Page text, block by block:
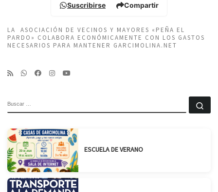
Suscribirse Compartir
LA ASOCIACIÓN DE VECINOS Y MAYORES «PEÑA EL
PARDO» COLABORA ECONÓMICAMENTE CON LOS GASTOS
NECESARIOS PARA MANTENER GARCIMOLINA.NET
ESCUELA DE VERANO